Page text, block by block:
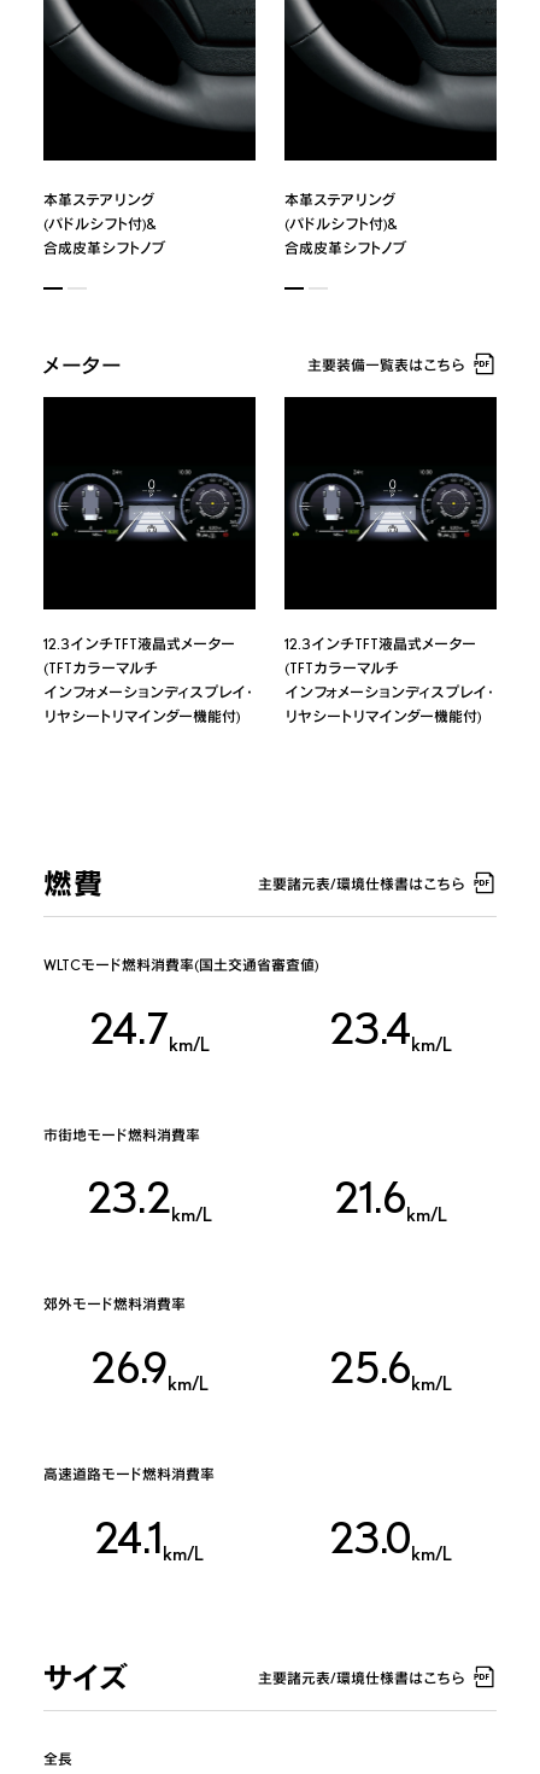
本革ステアリング
(パドルシフト付)&
合成皮革シフトノブ
本革ステアリング
(パドルシフト付)&
合成皮革シフトノブ
メーター 主要装備一覧表はこちら
12.3インチTFT液晶式メーター
(TFTカラーマルチ
インフォメーションディスプレイ・
リヤシートリマインダー機能付)
12.3インチTFT液晶式メーター
(TFTカラーマルチ
インフォメーションディスプレイ・
リヤシートリマインダー機能付)
燃費 主要諸元表/環境仕様書はこちら
WLTCモード燃料消費率(国土交通省審査値)
24.7km/L 23.4km/L
市街地モード燃料消費率
23.2km/L 21.6km/L
郊外モード燃料消費率
26.9km/L 25.6km/L
高速道路モード燃料消費率
24.1km/L 23.0km/L
サイズ 主要諸元表/環境仕様書はこちら
全長